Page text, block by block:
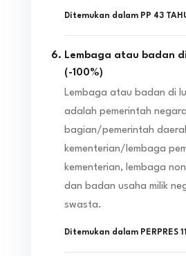
Ditemukan dalam PP 43
Lembaga atau badan
( -100%)
Lembaga atau badan di
adalah pemerintah negara
bagian/pemerintah
kementerian/lembaga
kementerian, lembaga
dan badan usaha milik
swasta.
Ditemukan dalam PERPRES